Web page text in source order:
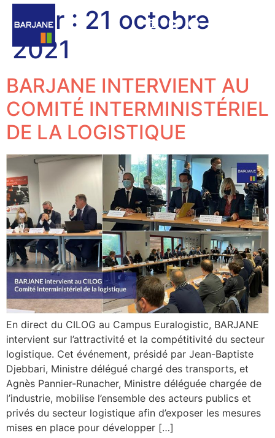
Jour : 21 octobre
2021
BARJANE INTERVIENT AU
COMITÉ INTERMINISTÉRIEL
DE LA LOGISTIQUE
En direct du CILOG au Campus Euralogistic, BARJANE
intervient sur l’attractivité et la compétitivité du secteur
logistique. Cet événement, présidé par Jean-Baptiste
Djebbari, Ministre délégué chargé des transports, et
Agnès Pannier-Runacher, Ministre déléguée chargée de
l’industrie, mobilise l’ensemble des acteurs publics et
privés du secteur logistique afin d’exposer les mesures
mises en place pour développer […]